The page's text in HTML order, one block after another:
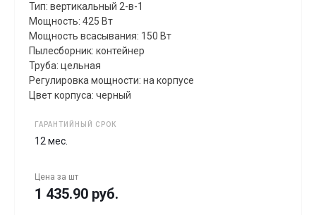
Тип: вертикальный 2-в-1
Мощность: 425 Вт
Мощность всасывания: 150 Вт
Пылесборник: контейнер
Труба: цельная
Регулировка мощности: на корпусе
Цвет корпуса: черный
ГАРАНТИЙНЫЙ СРОК
12 мес.
Цена за шт
1 435.90 руб.